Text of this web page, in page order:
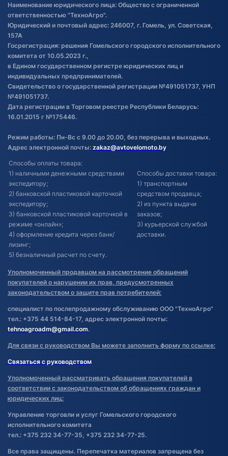
Обработка файлов cookie
Постановка транспорта на учет
Обновления в ЭПТС 2024
Наименование юридического лица: Общество с ограниченной
ответственностью "ТехноАгро".
Юридический и почтовый адрес: 246007, г. Гомель, ул. Советская,
157А
Госрегистрация: решения Гомельского городского исполнительного
комитета от 10.05.2023 г.,
в Едином государственном регистре юридических лиц и
индивидуальных предпринимателей.
Свидетельство о государственной регистрации №491051737, УНП
№491051737.
Дата регистрации в Торговом реестре Республики Беларусь:
16.01.2015 г №175446.
Режим работы: Пн-Вс с 9.00 до 20.00, без перерыва и выходных.
Адрес электронной почты: zakaz@avtovelomoto.by
Способы оплаты товара:
1) наличными денежными средствами
экспедитору;
2) банковской пластиковой карточкой
экспедитору;
3) банковской пластиковой карточкой в
режиме «онлайн»;
4) оформление кредита через банк/
лизинг;
5) безналичный расчет по счету.
Способы доставки товара:
1) транспортным
средством продавца;
2) из пункта выдачи
заказов;
3) курьерской службой
доставки.
Уполномоченный продавцом на рассмотрение обращений
покупателей о нарушении их прав, предусмотренных
законодательством о защите прав потребителей:
специалист по послепродажному обслуживанию ООО "ТехноАгро"
тел.: +375 44 514-84-17, адрес электронной почты:
tehnoagroadm@gmail.com.
Для связи с руководством Вы можете заполнить форму по ссылке:
Связаться с руководством
Уполномоченный рассматривать обращения покупателей в
соответствии с законодательством об обращениях граждан и
юридических лиц:
Управление торговли и услуг Гомельского городского
исполнительного комитета
тел.: +375 232 34-77-35, +375 232 34-77-25.
Все права защищены. Перепечатка материалов запрещена без